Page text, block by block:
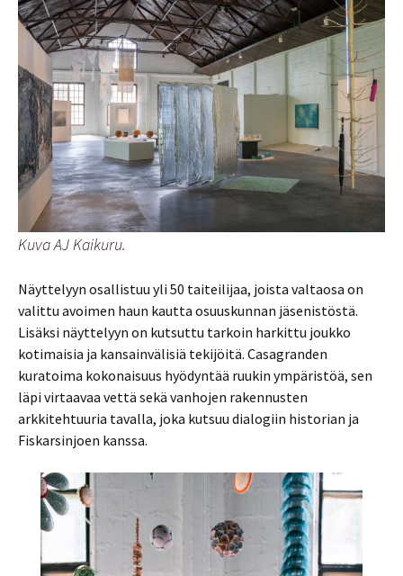
Kuva AJ Kaikuru.
Näyttelyyn osallistuu yli 50 taiteilijaa, joista valtaosa on
valittu avoimen haun kautta osuuskunnan jäsenistöstä.
Lisäksi näyttelyyn on kutsuttu tarkoin harkittu joukko
kotimaisia ja kansainvälisiä tekijöitä. Casagranden
kuratoima kokonaisuus hyödyntää ruukin ympäristöä, sen
läpi virtaavaa vettä sekä vanhojen rakennusten
arkkitehtuuria tavalla, joka kutsuu dialogiin historian ja
Fiskarsinjoen kanssa.